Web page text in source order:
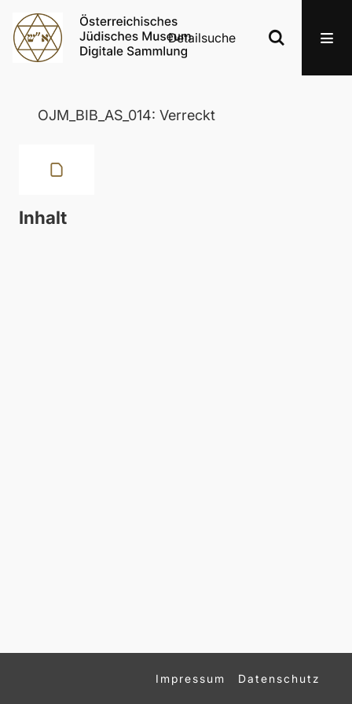
Detailsuche
OJM_BIB_AS_014: Verreckt
Inhalt
Impressum Datenschutz